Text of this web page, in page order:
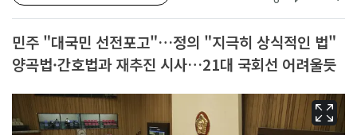
민주 "대국민 선전포고"…정의 "지극히 상식적인 법"
양곡법·간호법과 재추진 시사…21대 국회선 어려울듯